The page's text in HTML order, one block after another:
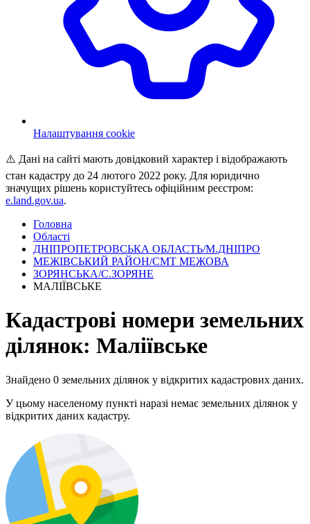
Налаштування cookie
⚠️ Дані на сайті мають довідковий характер і відображають
стан кадастру до 24 лютого 2022 року. Для юридично
значущих рішень користуйтесь офіційним реєстром:
e.land.gov.ua.
Головна
Області
ДНІПРОПЕТРОВСЬКА ОБЛАСТЬ/М.ДНІПРО
МЕЖІВСЬКИЙ РАЙОН/СМТ МЕЖОВА
ЗОРЯНСЬКА/С.ЗОРЯНЕ
МАЛІЇВСЬКЕ
Кадастрові номери земельних
ділянок: Маліївське
Знайдено 0 земельних ділянок у відкритих кадастрових даних.
У цьому населеному пункті наразі немає земельних ділянок у
відкритих даних кадастру.